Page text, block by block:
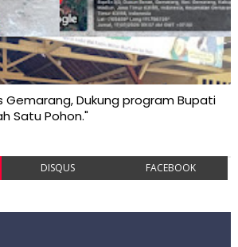
Dukung program Bupati
Satu Pohon."
DISQUS FACEBOOK